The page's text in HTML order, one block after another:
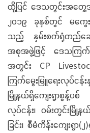
ထို့ပြင် ဒေသတွင်းအတွေ့အ
၂၀၁၉ ခုနှစ်တွင် မကွေ
သည့် နှမ်းစက်ရုံတည်ဆော
အစုအဖွဲ့ဖြင့် ဒေသကြက်
အတွင်း CP
ကြက်မွေးမြူရေးလုပ်ငန်
မြို့နယ်ရှိကျေးရွာစွန့်
လုပ်ငန်း၊ ဝမ်းတွင်းမြို့
ခြင်း၊ စီမံကိန်းကျေးရွာ(